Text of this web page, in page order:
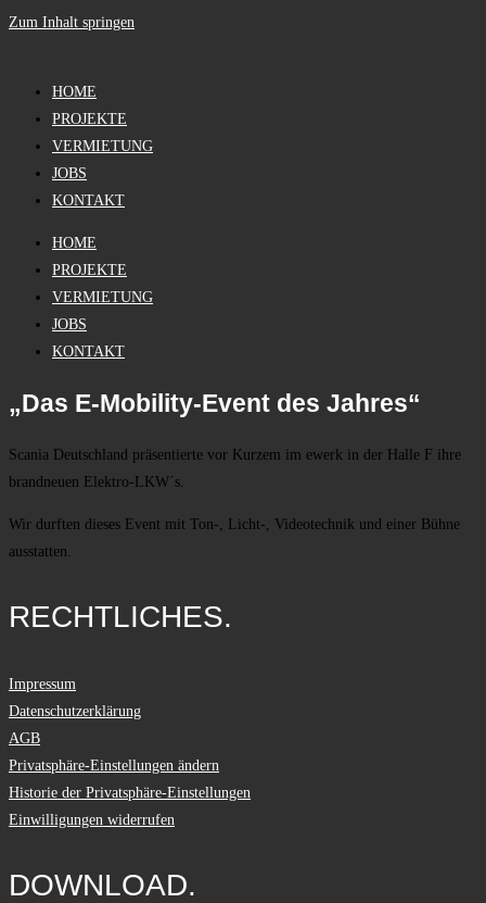
Zum Inhalt springen
HOME
PROJEKTE
VERMIETUNG
JOBS
KONTAKT
HOME
PROJEKTE
VERMIETUNG
JOBS
KONTAKT
„Das E-Mobility-Event des Jahres“
Scania Deutschland präsentierte vor Kurzem im ewerk in der Halle F ihre
brandneuen Elektro-LKW´s.
Wir durften dieses Event mit Ton-, Licht-, Videotechnik und einer Bühne
ausstatten.
RECHTLICHES.
Impressum
Datenschutzerklärung
AGB
Privatsphäre-Einstellungen ändern
Historie der Privatsphäre-Einstellungen
Einwilligungen widerrufen
DOWNLOAD.